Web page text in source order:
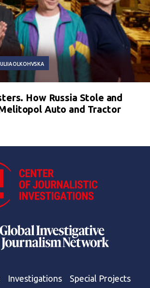
OLKOHVSKA
How Russia Stole and
Auto and Tractor
Investigations Special Projects